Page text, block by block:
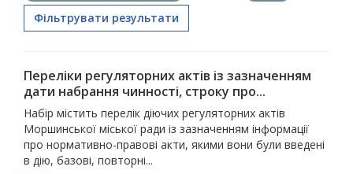
Фільтрувати результати
Переліки регуляторних актів із зазначенням
дати набрання чинності, строку про...
Набір містить перелік діючих регуляторних актів
Моршинської міської ради із зазначенням інформації
про нормативно-правові акти, якими вони були введені
в дію, базові, повторні...